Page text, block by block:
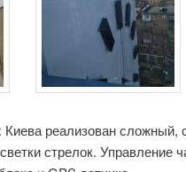
реализован сложный,
стрелок. Управление